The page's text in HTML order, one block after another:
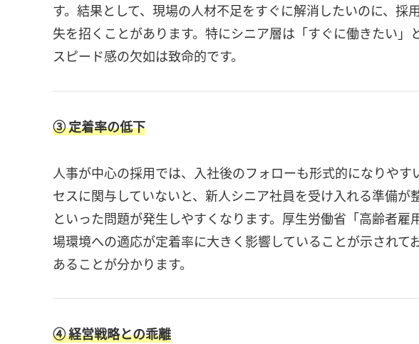
す。結果として、現場の人材不足をすぐに解消したいのに、採
失を招くことがあります。特にシニア層は「すぐに働きたい」
スピード感の欠如は致命的です。
③ 定着率の低下
人事が中心の採用では、入社後のフォローも形式的になりやす
セスに関与していないと、新人シニア社員を受け入れる準備が
といった問題が発生しやすくなります。厚生労働省「高齢者
場環境への適応が定着率に大きく影響していることが示されて
あることが分かります。
④ 経営戦略との乖離